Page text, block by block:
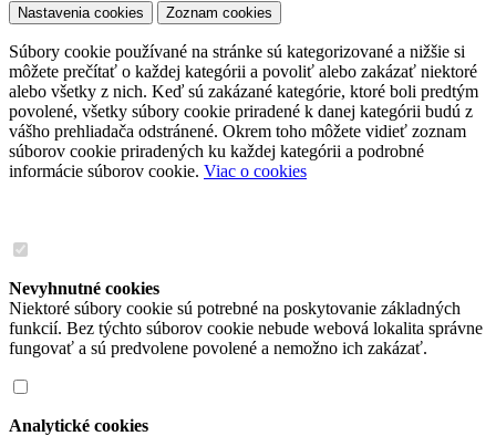
Nastavenia cookies Zoznam cookies
Súbory cookie používané na stránke sú kategorizované a nižšie si
môžete prečítať o každej kategórii a povoliť alebo zakázať niektoré
alebo všetky z nich. Keď sú zakázané kategórie, ktoré boli predtým
povolené, všetky súbory cookie priradené k danej kategórii budú z
vášho prehliadača odstránené. Okrem toho môžete vidieť zoznam
súborov cookie priradených ku každej kategórii a podrobné
informácie súborov cookie. Viac o cookies
Nevyhnutné cookies
Niektoré súbory cookie sú potrebné na poskytovanie základných
funkcií. Bez týchto súborov cookie nebude webová lokalita správne
fungovať a sú predvolene povolené a nemožno ich zakázať.
Analytické cookies